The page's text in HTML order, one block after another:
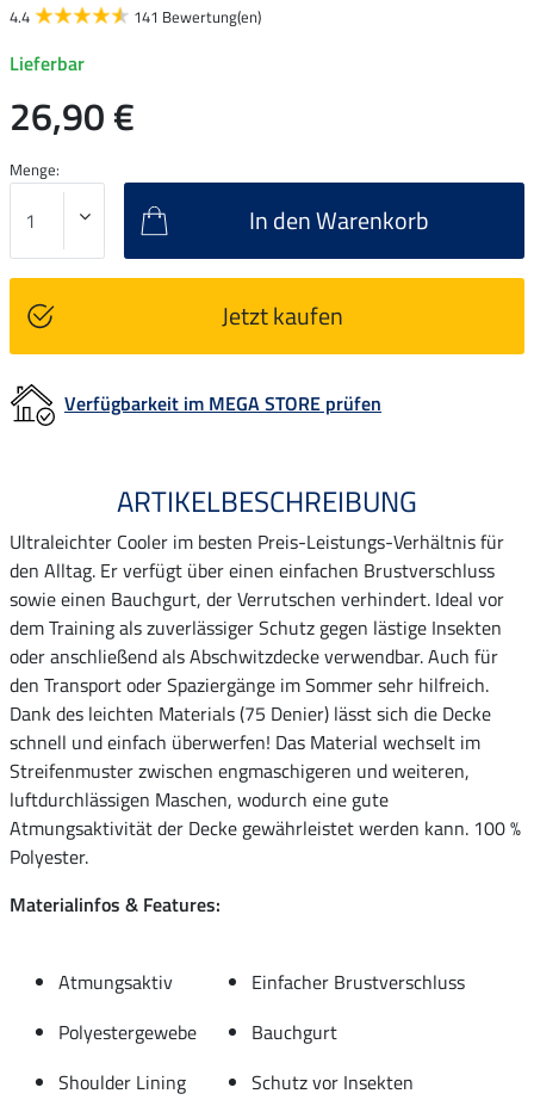
4.4 141 Bewertung(en)
Lieferbar
26,90 €
Menge:
In den Warenkorb
Jetzt kaufen
Verfügbarkeit im MEGA STORE prüfen
ARTIKELBESCHREIBUNG
Ultraleichter Cooler im besten Preis-Leistungs-Verhältnis für
den Alltag. Er verfügt über einen einfachen Brustverschluss
sowie einen Bauchgurt, der Verrutschen verhindert. Ideal vor
dem Training als zuverlässiger Schutz gegen lästige Insekten
oder anschließend als Abschwitzdecke verwendbar. Auch für
den Transport oder Spaziergänge im Sommer sehr hilfreich.
Dank des leichten Materials (75 Denier) lässt sich die Decke
schnell und einfach überwerfen! Das Material wechselt im
Streifenmuster zwischen engmaschigeren und weiteren,
luftdurchlässigen Maschen, wodurch eine gute
Atmungsaktivität der Decke gewährleistet werden kann. 100 %
Polyester.
Materialinfos & Features:
Atmungsaktiv
Einfacher Brustverschluss
Polyestergewebe
Bauchgurt
Shoulder Lining
Schutz vor Insekten